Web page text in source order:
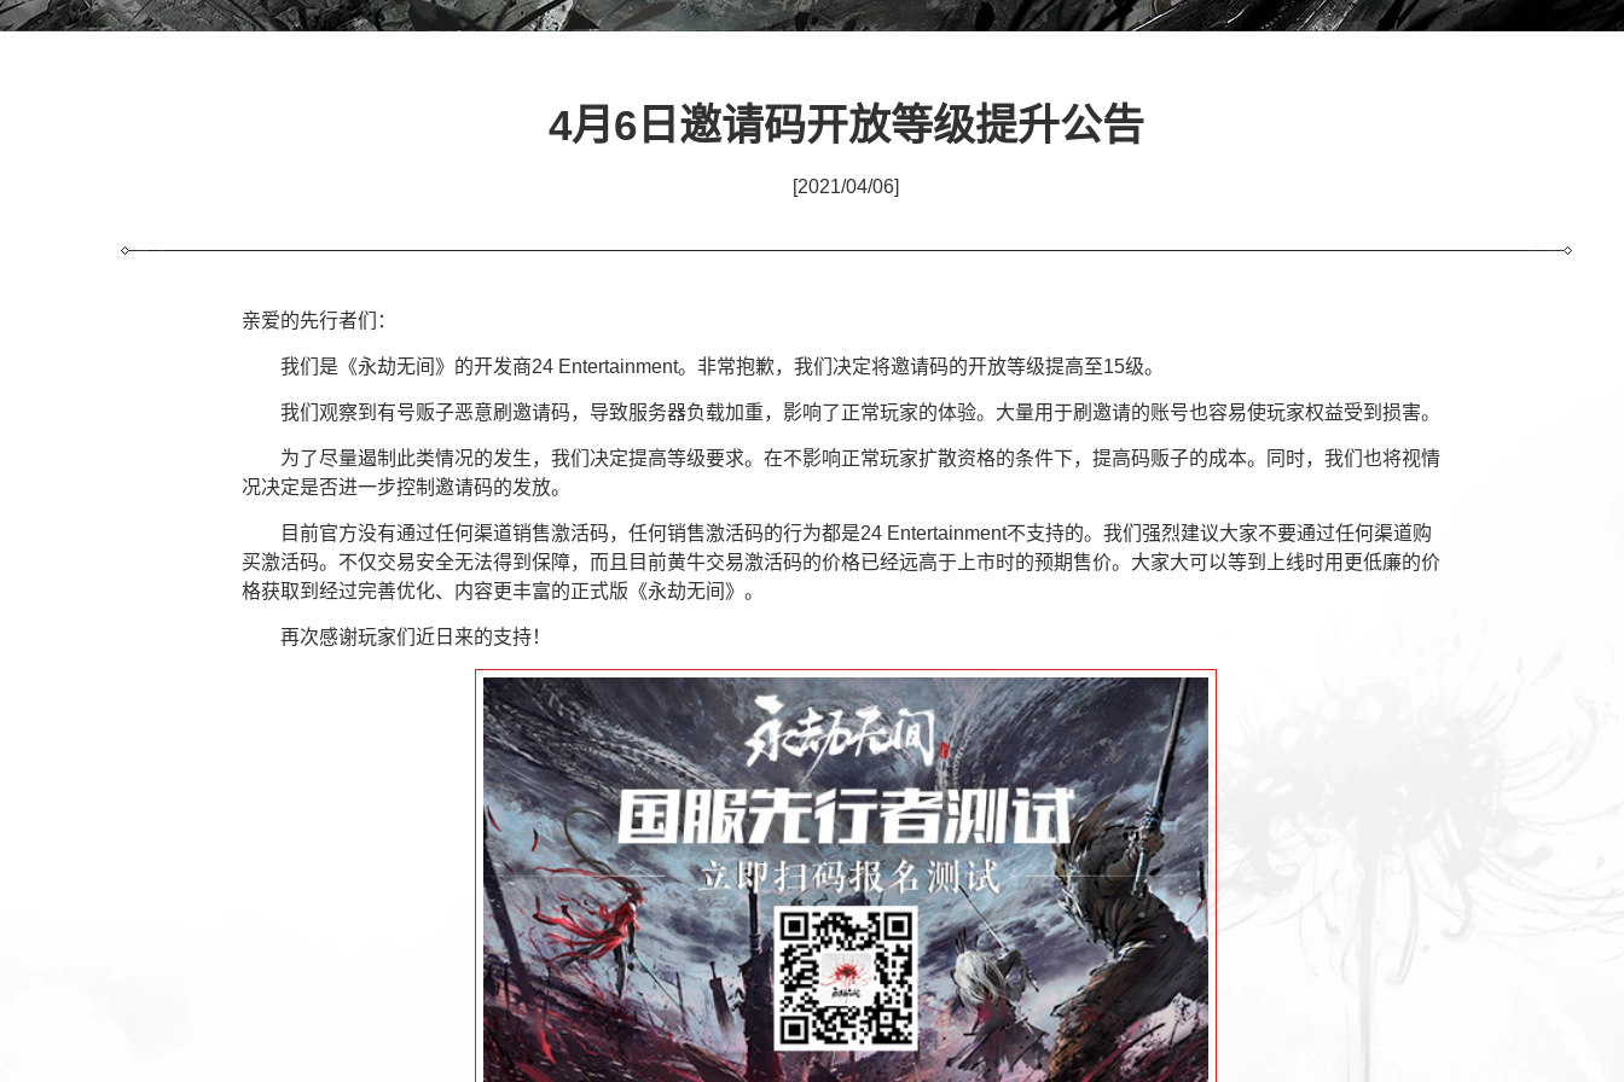
4月6日邀请码开放等级提升公告
[2021/04/06]
亲爱的先行者们：
我们是《永劫无间》的开发商24 Entertainment。非常抱歉，我们决定将邀请码的开放等级提高至15级。
我们观察到有号贩子恶意刷邀请码，导致服务器负载加重，影响了正常玩家的体验。大量用于刷邀请的账号也容易使玩家权益受到损害。
为了尽量遏制此类情况的发生，我们决定提高等级要求。在不影响正常玩家扩散资格的条件下，提高码贩子的成本。同时，我们也将视情
况决定是否进一步控制邀请码的发放。
目前官方没有通过任何渠道销售激活码，任何销售激活码的行为都是24 Entertainment不支持的。我们强烈建议大家不要通过任何渠道购
买激活码。不仅交易安全无法得到保障，而且目前黄牛交易激活码的价格已经远高于上市时的预期售价。大家大可以等到上线时用更低廉的价
格获取到经过完善优化、内容更丰富的正式版《永劫无间》。
再次感谢玩家们近日来的支持！